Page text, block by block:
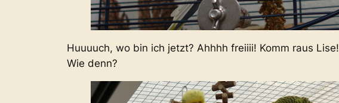
Huuuuch, wo bin ich jetzt? Ahhhh freiiii! Komm raus Lise!
Wie denn?